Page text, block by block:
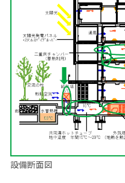
設備断面図